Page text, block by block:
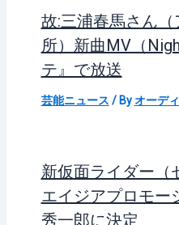
故:三浦春馬さん
所）新曲MV（
テ』で放送
芸能ニュース / Byオーデ
新仮面ライダー（
エイジアプロモー
秀一郎に決定